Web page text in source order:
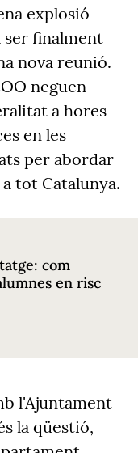
explosió
ser finalment
nova reunió.
neguen
a hores
en les
per abordar
tot Catalunya.
com
en risc
l'Ajuntament
la qüestió,